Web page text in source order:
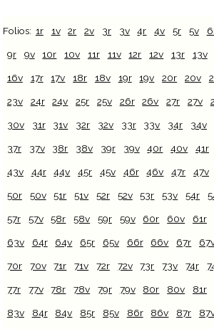
Folios: 1r 1v 2r 2v 3r 3v 4r 4v 5r 5v
9r 9v 10r 10v 11r 11v 12r 12v 13r 13v
16v 17r 17v 18r 18v 19r 19v 20r 20v
23v 24r 24v 25r 25v 26r 26v 27r 27v
30v 31r 31v 32r 32v 33r 33v 34r 34v
37r 37v 38r 38v 39r 39v 40r 40v 41r
43v 44r 44v 45r 45v 46r 46v 47r 47v
50r 50v 51r 51v 52r 52v 53r 53v 54r
57r 57v 58r 58v 59r 59v 60r 60v 61r
63v 64r 64v 65r 65v 66r 66v 67r
70r 70v 71r 71v 72r 72v 73r 73v 74r
77r 77v 78r 78v 79r 79v 80r 80v 81r
83v 84r 84v 85r 85v 86r 86v 87r